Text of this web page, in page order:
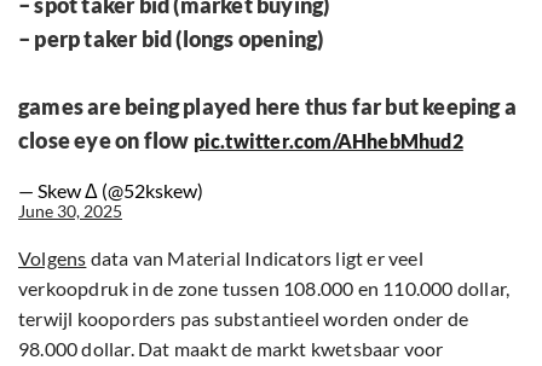
– perp taker bid (longs opening)
games are being played here thus far but keeping a
close eye on flow pic.twitter.com/AHhebMhud2
— Skew Δ (@52kskew)
June 30, 2025
Volgens data van Material Indicators ligt er veel
verkoopdruk in de zone tussen 108.000 en 110.000 dollar,
terwijl kooporders pas substantieel worden onder de
98.000 dollar. Dat maakt de markt kwetsbaar voor